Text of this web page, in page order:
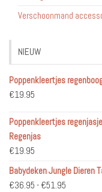
Verschoonmand
NIEUW
Poppenkleertjes
€19.95
Poppenkleertjes
Regenjas
€19.95
Babydeken Jungle Dieren
€36.95 - €51.95